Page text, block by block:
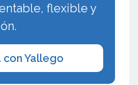
flexible y
con Yallego